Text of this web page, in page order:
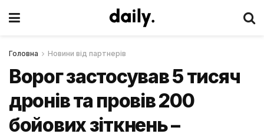
Головна Новини від партнерів
Ворог застосував 5 тисяч
дронів та провів 200
бойових зіткнень –